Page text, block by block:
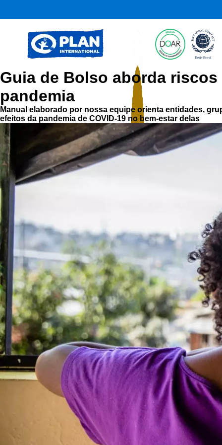
Guia de Bolso aborda
pandemia
Manual elaborado por nossa equipe orienta entidades,
efeitos da pandemia de COVID-19 no bem-estar delas